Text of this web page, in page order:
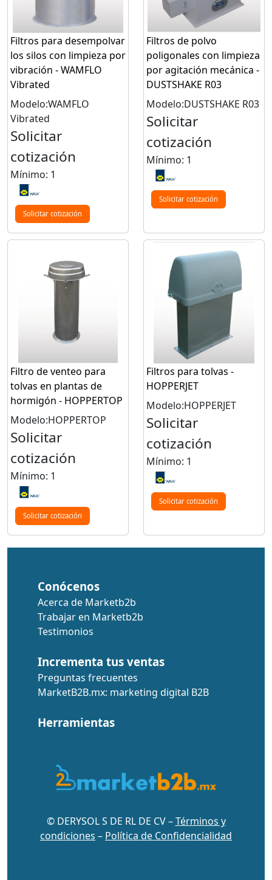
Filtros para desempolvar
los silos con limpieza por
vibración - WAMFLO
Vibrated
Modelo:WAMFLO
Vibrated
Solicitar
cotización
Mínimo: 1
Solicitar cotización
Filtros de polvo
poligonales con limpieza
por agitación mecánica -
DUSTSHAKE R03
Modelo:DUSTSHAKE R03
Solicitar
cotización
Mínimo: 1
Solicitar cotización
Filtro de venteo para
tolvas en plantas de
hormigón - HOPPERTOP
Modelo:HOPPERTOP
Solicitar
cotización
Mínimo: 1
Solicitar cotización
Filtros para tolvas -
HOPPERJET
Modelo:HOPPERJET
Solicitar
cotización
Mínimo: 1
Solicitar cotización
Conócenos
Acerca de Marketb2b
Trabajar en Marketb2b
Testimonios
Incrementa tus ventas
Preguntas frecuentes
MarketB2B.mx: marketing digital B2B
Herramientas
© DERYSOL S DE RL DE CV –Términos y
condiciones – Política de Confidencialidad